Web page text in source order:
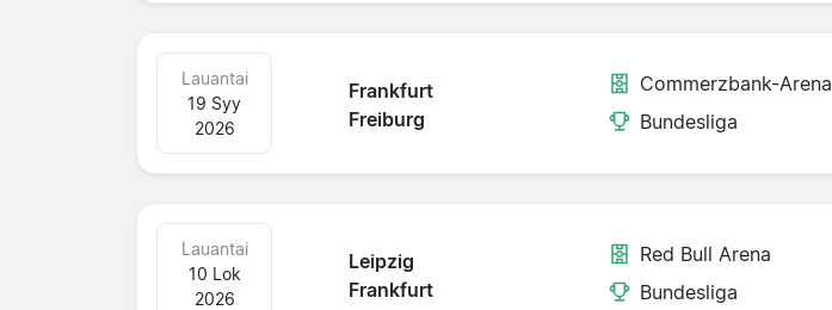
Frankfurt
Freiburg
Lauantai
19 Syy
2026
Commerzbank-Arena
Bundesliga
Leipzig
Frankfurt
Lauantai
10 Lok
2026
Red Bull Arena
Bundesliga